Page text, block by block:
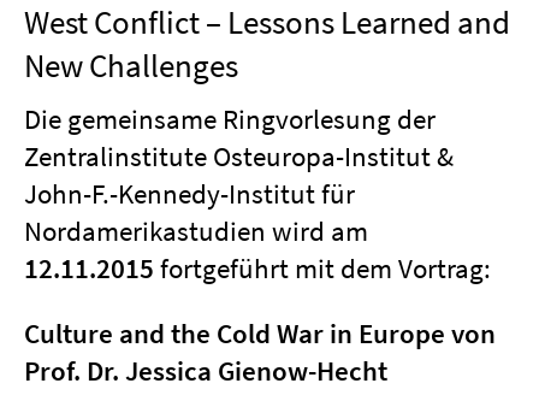
West Conflict – Lessons Learned and
New Challenges
Die gemeinsame Ringvorlesung der
Zentralinstitute Osteuropa-Institut &
John-F.-Kennedy-Institut für
Nordamerikastudien wird am
12.11.2015 fortgeführt mit dem Vortrag:
Culture and the Cold War in Europe von
Prof. Dr. Jessica Gienow-Hecht